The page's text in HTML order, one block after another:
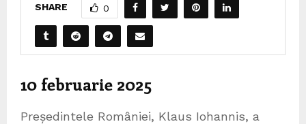
SHARE 0
10 februarie 2025
Președintele României, Klaus Iohannis, a